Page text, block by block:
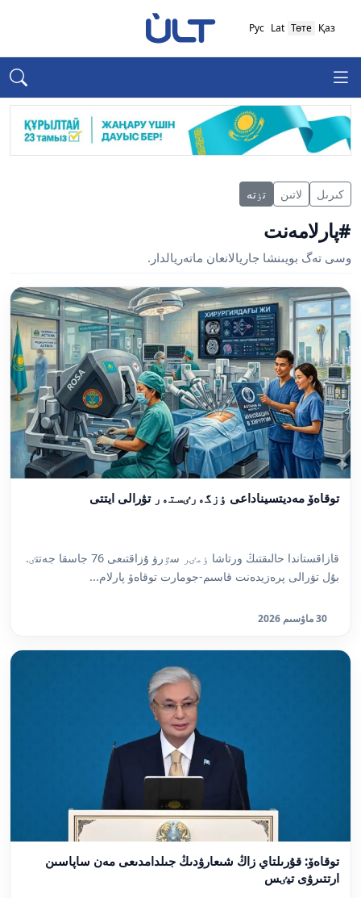
Қаз
Төте
Lat
Рус
كىرىل لاتىن تٶتە
#پارلامەنت
وسى تەگ بويىنشا جاريالانعان ماتەريالدار.
توقاەۆ مەديتسيناداعى ٶزگەرٸستەر تۋرالى ايتتى
قازاقستاندا حالىقتىڭ ورتاشا ٶمٸر سٷرۋ ۇزاقتىعى 76 جاسقا جەتتٸ.
بۇل تۋرالى پرەزيدەنت قاسىم-جومارت توقاەۆ پارلام...
30 ماۋسىم 2026
توقاەۆ: قۇرىلتاي زاڭ شىعارۋدىڭ جىلدامدىعى مەن ساپاسىن
ارتتىرۋى تيٸس